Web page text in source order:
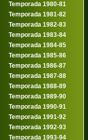
Temporada 1980-81
Temporada 1981-82
Temporada 1982-83
Temporada 1983-84
Temporada 1984-85
Temporada 1985-86
Temporada 1986-87
Temporada 1987-88
Temporada 1988-89
Temporada 1989-90
Temporada 1990-91
Temporada 1991-92
Temporada 1992-93
Temporada 1993-94